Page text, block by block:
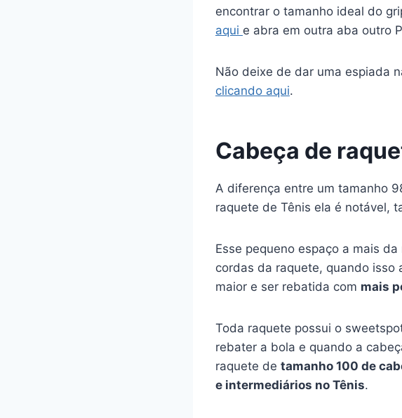
encontrar o tamanho ideal do
aqui e abra em outra aba outro
Não deixe de dar uma espiada
clicando aqui.
Cabeça de
A diferença entre um tamanho
raquete de Tênis ela é notável,
Esse pequeno espaço a mais da
cordas da raquete, quando isso
maior e ser rebatida com mais
Toda raquete possui o
rebater a bola e quando a
raquete de tamanho 100 de
e intermediários no Tênis.